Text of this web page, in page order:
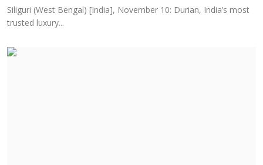
Siliguri (West Bengal) [India], November 10: Durian, India’s most
trusted luxury...